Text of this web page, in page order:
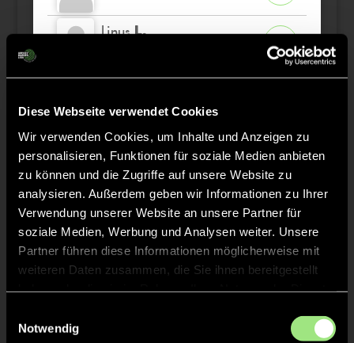
Diese Webseite verwendet Cookies
Wir verwenden Cookies, um Inhalte und Anzeigen zu
personalisieren, Funktionen für soziale Medien anbieten
zu können und die Zugriffe auf unsere Website zu
analysieren. Außerdem geben wir Informationen zu Ihrer
Verwendung unserer Website an unsere Partner für
soziale Medien, Werbung und Analysen weiter. Unsere
Partner führen diese Informationen möglicherweise mit
weiteren Daten zusammen, die Sie ihnen bereitgestellt
Notwendig
Linus L.
Victor L.
Staff
Lenn ENGELKING